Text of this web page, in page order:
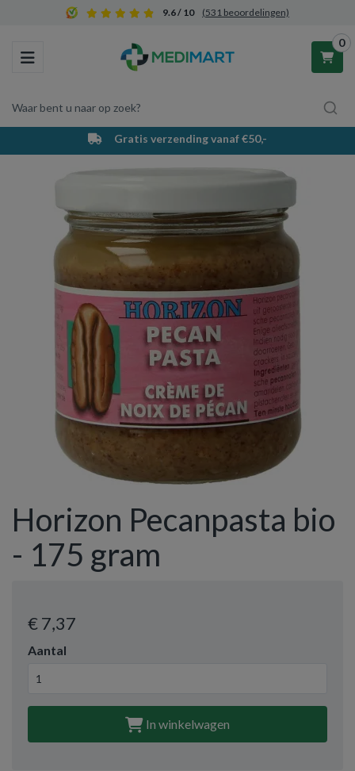
9.6 / 10 (531 beoordelingen)
Toggle navigation
Waar bent u naar op zoek?
0
Winkelwagen
Uw winkelwagen is leeg.
Vul hem met producten.
Gratis verzending vanaf €50,-
Horizon Pecanpasta bio
- 175 gram
€ 7,37
Aantal
In winkelwagen